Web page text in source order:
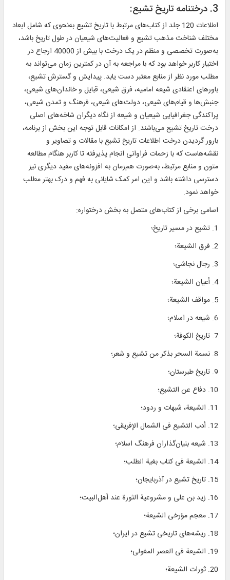
3. درختنامه تاریخ تشیع:
اطلاعات 120 جلد از کتاب‌های مرتبط با تاریخ تشیع به‌نحوی که شامل ابعاد
مختلف شناخت مذهب تشیع و فعالیت‌های شیعیان در طول تاریخ باشد،
به‌صورت تخصصی و منظم در یک درخت با بیش از 40000 ارجاع در
اختیار کاربر خواهد بود که با مراجعه به آن در کمترین زمان می‌تواند به
مطلب مورد نظر از منابع معتبر دست یابد. پیدایش و گسترش تشیع،
باورهای اعتقادی شیعه امامیه، فرق شیعی، قبایل و خاندان‌های شیعی،
جنبش‌ها و قیام‌های شیعی، دولت‌های شیعی، فرهنگ و تمدن شیعی،
پراکندگی جغرافیایی شیعیان و شیعه از نگاه دیگران شاخه‌های اصلی
درخت تاریخ تشیع می‌باشند. از امکانات قابل توجه این بخش از برنامه،
بارور گردیدن درخت اطلاعات تاریخ تشیع با مقالات و تصاویر و
نقشه‌هاست که با زحمات فراوانی انجام پذیرفته تا کاربر هنگام مطالعه
متون و منابع مرتبط، به‌صورت هم‌زمان به افزونه‌های مفید دیگری نیز
دسترسی داشته باشد و این امر کمک شایانی به فهم و درک بهتر مطلب
خواهد نمود.
اسامی برخی از کتاب‌های متصل به بخش درختواره:
1. تشیع در مسیر تاریخ؛
2. فرق الشیعة؛
3. رجال نجاشی؛
4. أعیان الشیعة؛
5. مواقف الشیعة؛
6. شیعه در اسلام؛
7. تاریخ الكوفة؛
8. نسمة السحر بذكر من تشیع و شعر؛
9. تاریخ طبرستان؛
10. دفاع عن التشیع؛
11. الشیعة، شبهات و ردود؛
12. أدب التشیع فی الشمال الإفریقی؛
13. شیعه بنیان‌گذاران فرهنگ اسلام؛
14. الشیعة فی كتاب بغیة الطلب؛
15. تاریخ تشیع در آذربایجان؛
16. زید بن علی و مشروعیة الثورة عند أهل‌البیت؛
17. معجم مؤرخی الشیعة؛
18. ریشه‌های تاریخی تشیع در ایران؛
19. الشیعة فی العصر المغولی؛
20. ثورات الشیعة؛